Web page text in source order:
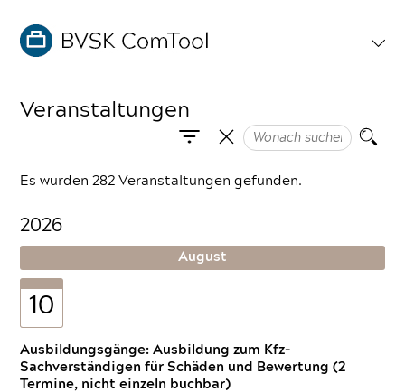
Veranstaltungen
Es wurden 282 Veranstaltungen gefunden.
2026
August
10
Ausbildungsgänge: Ausbildung zum Kfz-
Sachverständigen für Schäden und Bewertung (2
Termine, nicht einzeln buchbar)